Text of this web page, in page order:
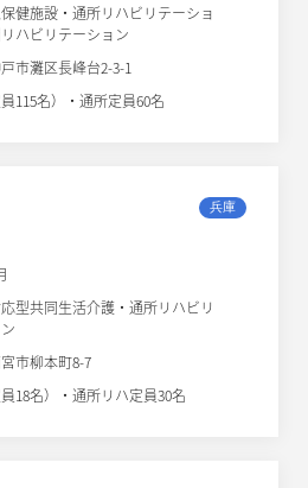
健施設・通所リハビリテーショ
ハビリテーション
市灘区長峰台2-3-1
115名）・通所定員60名
兵庫
型共同生活介護・通所リハビリ
市柳本町8-7
18名）・通所リハ定員30名